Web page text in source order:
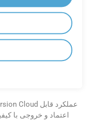
قبل از تبدیل
بررسی قالب بندی و
اعتماد و خروجی با